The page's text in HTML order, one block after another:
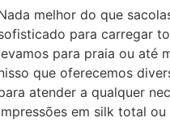
melhor do que
para carregar
para praia ou até
que oferecemos
atender a qualquer
em silk total